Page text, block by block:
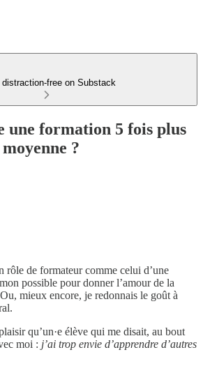
distraction-free on Substack
une formation 5 fois plus
?
rôle de formateur comme celui d’une
possible pour donner l’amour de la
mieux encore, je redonnais le goût à
qu’un·e élève qui me disait, au bout
moi : j’ai trop envie d’apprendre d’autres